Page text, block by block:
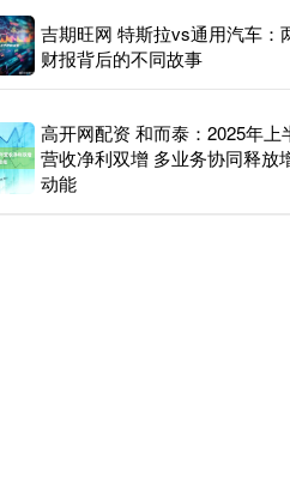
吉期旺网 特斯拉vs通用汽车：
财报背后的不同故事
高开网配资 和而泰：2025年上
营收净利双增 多业务协同释放
动能